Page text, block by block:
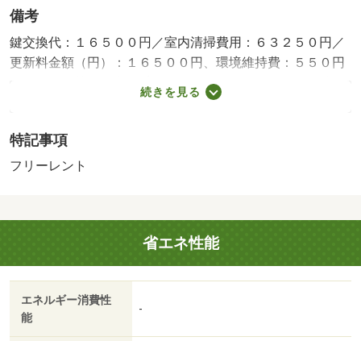
備考
鍵交換代：１６５００円／室内清掃費用：６３２５０円／
更新料金額（円）：１６５００円、環境維持費：５５０円
／月、引き落とし事務手数料：５２４円／月／保証会社利
用必：保証人代行会社 プラザ賃貸管理保証賃貸保証料
０％ｏｒ１２０％年間保証料１万円／普通借家０２年００
ヶ月／フリーレント１ヶ月／初期費用のご相談や審査のご
ります！悩む前にタウンハウジング高崎店へお気軽にお問
合せください♪／バストイレ別／エアコン／ＴＶインターホ
ン／室内洗濯置／温水洗浄便座／駐輪場／即入居可／礼金
不要／敷金不要／防犯カメラ／電気コンロ／フリーレント
／保証金不要／敷金・礼金不要/賃貸戸数:24戸
続きを見る
特記事項
フリーレント
省エネ性能
エネルギー消費性
能
-